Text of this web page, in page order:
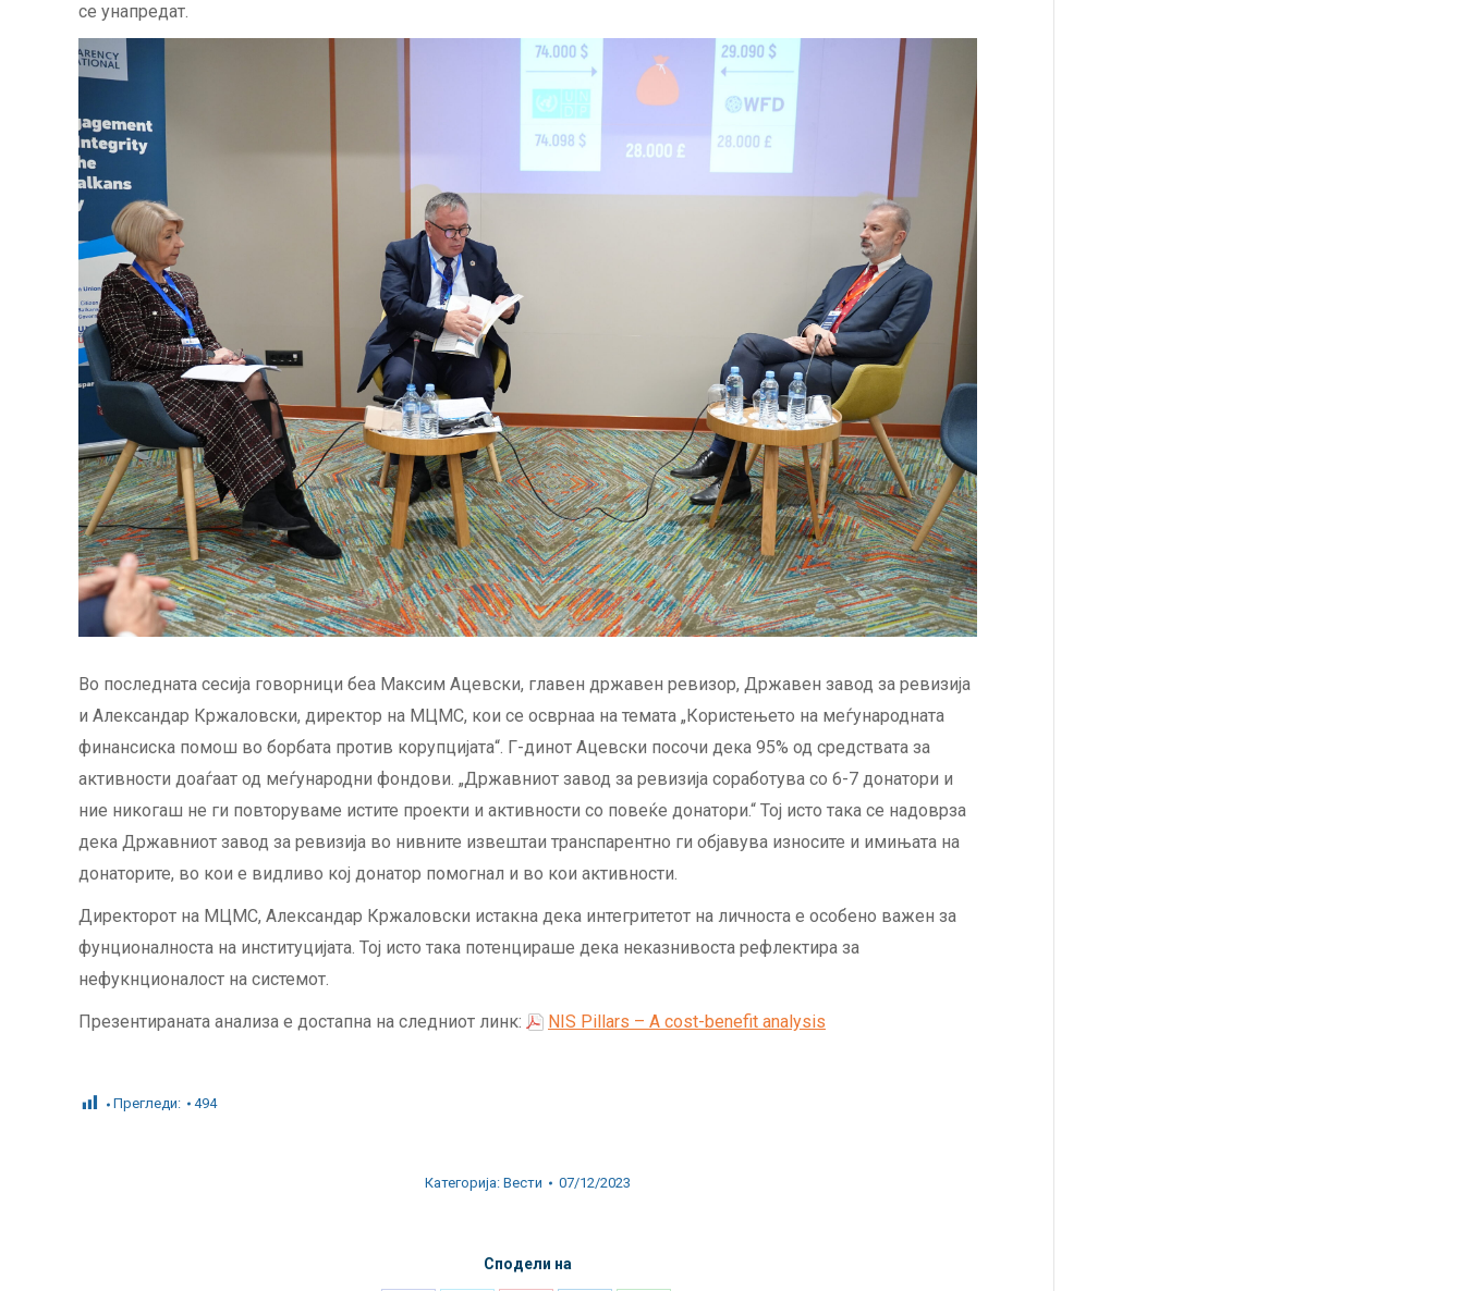
се унапредат.
Во последната сесија говорници беа Максим Ацевски, главен државен ревизор, Државен завод за ревизија
и Александар Кржаловски, директор на МЦМС, кои се осврнаа на темата „Користењето на меѓународната
финансиска помош во борбата против корупцијата“. Г-динот Ацевски посочи дека 95% од средствата за
активности доаѓаат од меѓународни фондови. „Државниот завод за ревизија соработува со 6-7 донатори и
ние никогаш не ги повторуваме истите проекти и активности со повеќе донатори.“ Тој исто така се надоврза
дека Државниот завод за ревизија во нивните извештаи транспарентно ги објавува износите и имињата на
донаторите, во кои е видливо кој донатор помогнал и во кои активности.
Директорот на МЦМС, Александар Кржаловски истакна дека интегритетот на личноста е особено важен за
фунционалноста на институцијата. Тој исто така потенцираше дека неказнивоста рефлектира за
нефукнционалост на системот.
Презентираната анализа е достапна на следниот линк: NIS Pillars – A cost-benefit analysis
Прегледи: 494
Категорија: Вести 07/12/2023
Сподели на